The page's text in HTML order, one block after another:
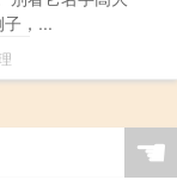
子，...
☚